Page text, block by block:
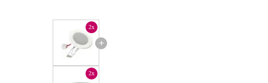
+
2x
2x